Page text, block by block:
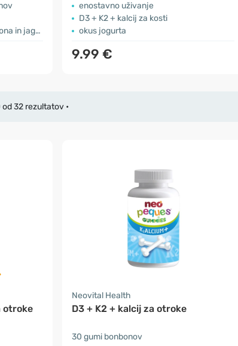
in jagoda
enostavno uživanje
D3 + K2 + kalcij za kosti
okus jogurta
9.99 €
od 32 rezultatov •
Neovital Health
D3 + K2 + kalcij za otroke
30 gumi bonbonov